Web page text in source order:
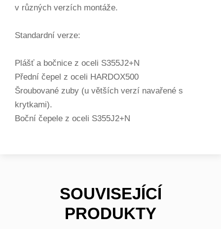
v různých verzích montáže.
Standardní verze:
Plášť a bočnice z oceli S355J2+N
Přední čepel z oceli HARDOX500
Šroubované zuby (u větších verzí navařené s
krytkami).
Boční čepele z oceli S355J2+N
SOUVISEJÍCÍ
PRODUKTY